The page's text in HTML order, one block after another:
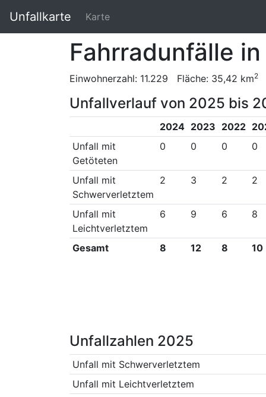
Unfallkarte Karte
Fahrradunfälle
Einwohnerzahl: 11.229 Fläche: 35,42 km2
Unfallverlauf von 2025 bis
2024 2023 2022
Unfall mit
Getöteten
0 0 0 0
Unfall mit
Schwerverletztem
2 3 2 2
Unfall mit
Leichtverletztem
6 9 6 8
Gesamt 8 12 8 10
Unfallzahlen 2025
Unfall mit Schwerverletztem
Unfall mit Leichtverletztem